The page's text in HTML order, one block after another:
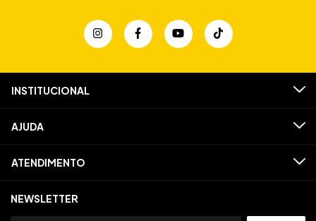
INSTITUCIONAL
AJUDA
ATENDIMENTO
NEWSLETTER